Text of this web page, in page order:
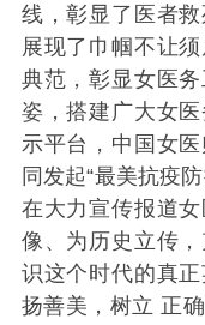
线，彰显了医者
展现了巾帼不让
典范，彰显女医
姿，搭建广大女
示平台，中国女
同发起“最美抗疫
在大力宣传报道
像、为历史立传
识这个时代的真
扬善美，树立 正